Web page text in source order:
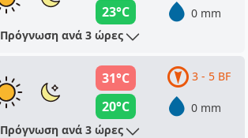
23°C
0 mm
Πρόγνωση ανά 3 ώρες
31°C
20°C
3 - 5 BF
0 mm
Πρόγνωση ανά 3 ώρες